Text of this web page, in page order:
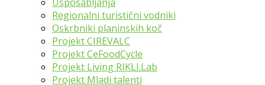
Regionalni turistični vodniki
Oskrbniki planinskih koč
Projekt CIREVALC
Projekt CeFoodCycle
Projekt Living RIKLI.Lab
Projekt Mladi talenti